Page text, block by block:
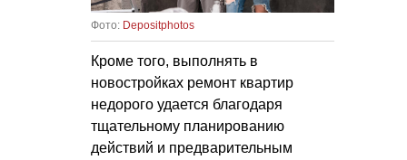
Фото: Depositphotos
Кроме того, выполнять в
новостройках ремонт квартир
недорого удается благодаря
тщательному планированию
действий и предварительным